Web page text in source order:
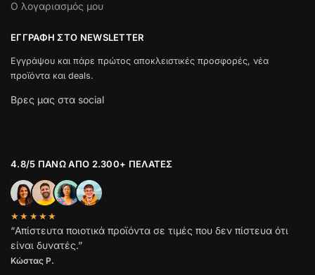
Ο λογαριασμός μου
ΕΓΓΡΑΦΉ ΣΤΟ NEWSLETTER
Εγγράψου και πάρε πρώτος αποκλειστικές προσφορές, νέα
προϊόντα και deals.
Βρες μας στα social
4.8/5 ΠΆΝΩ ΑΠΌ 2.300+ ΠΕΛΆΤΕΣ
★★★★★
“Απίστευτα ποιοτικά προϊόντα σε τιμές που δεν πίστευα ότι
είναι δυνατές.”
Κώστας Ρ.